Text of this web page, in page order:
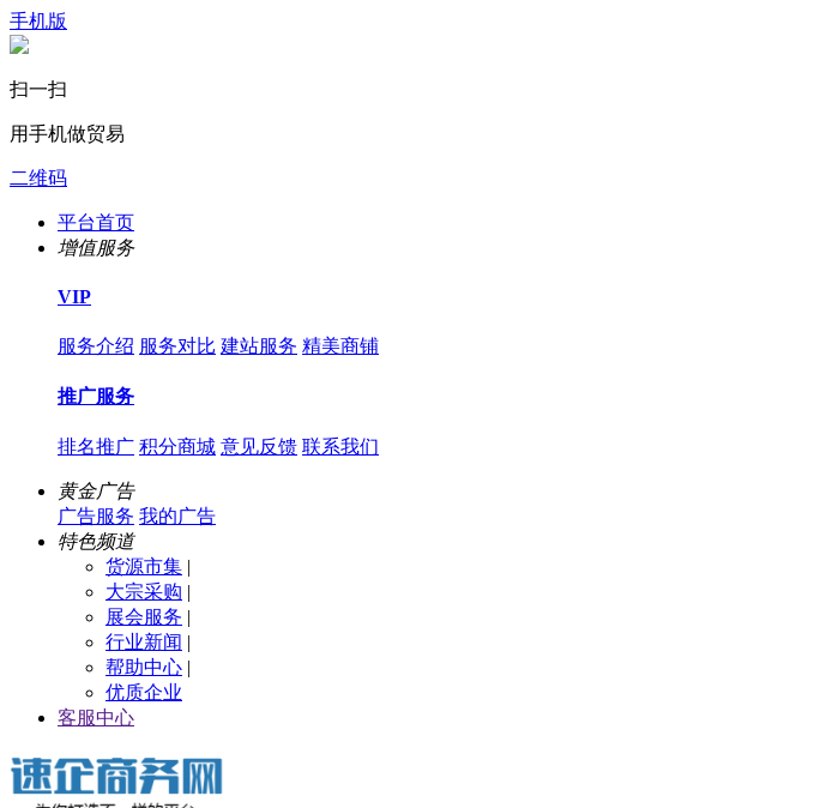
手机版
扫一扫
用手机做贸易
二维码
平台首页
增值服务
VIP
服务介绍 服务对比 建站服务 精美商铺
推广服务
排名推广 积分商城 意见反馈 联系我们
黄金广告
广告服务 我的广告
特色频道
货源市集 |
大宗采购 |
展会服务 |
行业新闻 |
帮助中心 |
优质企业
客服中心